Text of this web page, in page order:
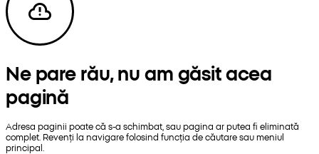
Ne pare rău, nu am găsit acea
pagină
Adresa paginii poate că s-a schimbat, sau pagina ar putea fi eliminată
complet. Revenți la navigare folosind funcția de căutare sau meniul
principal.